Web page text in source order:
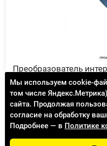
Преобразователь
A-039
229.00 ₽ 264.00 ₽
Доступно к заказу 1747
Мы используем cookie-
том числе
сайта. Продолжая
согласие на обработку
Подробнее — в Политике